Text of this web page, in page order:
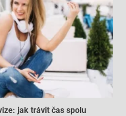
jak trávit čas spolu